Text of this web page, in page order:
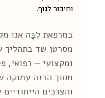
וחיבור לגוף.
במרפאת לִבָּה אנו
מסרטן שד בתהליך
ומקצועי — רפואי,
מתוך הבנה עמוקה
והצרכים